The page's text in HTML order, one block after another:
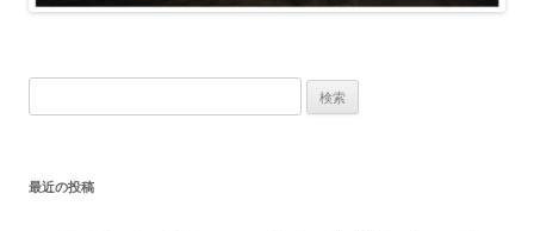
索:
最近の投稿